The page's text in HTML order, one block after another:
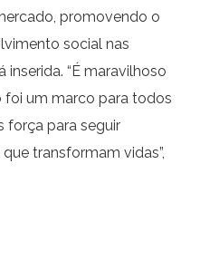
promovendo o
social nas
“É maravilhoso
foi um marco para todos
força para seguir
transformam vidas”,